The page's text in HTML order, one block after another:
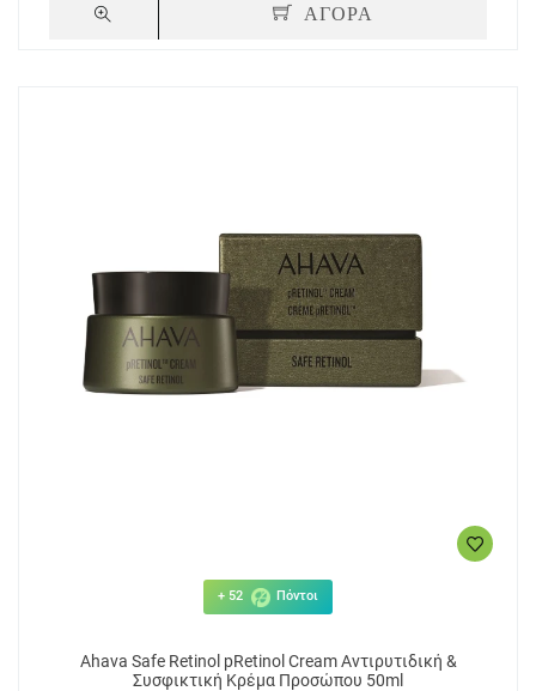
ΑΓΟΡΑ
+ 52 Πόντοι
Ahava Safe Retinol pRetinol Cream Αντιρυτιδική &
Συσφικτική Κρέμα Προσώπου 50ml